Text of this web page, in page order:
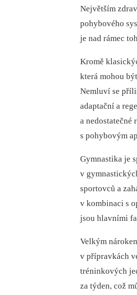
Největším
pohybového
je nad rámec
Kromě
která mohou
Nemluví se
adaptační a
a nedostatečné
s pohybovým
Gymnastika je
v
sportovců a
v kombinaci s
jsou hlavními
Velkým
v přípravkách
tréninkových
za týden, což